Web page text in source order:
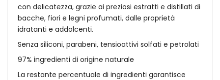
con delicatezza, grazie ai preziosi estratti e distillati di
bacche, fiori e legni profumati, dalle proprietà
idratanti e addolcenti.
Senza siliconi, parabeni, tensioattivi solfati e petrolati
97% ingredienti di origine naturale
La restante percentuale di ingredienti garantisce